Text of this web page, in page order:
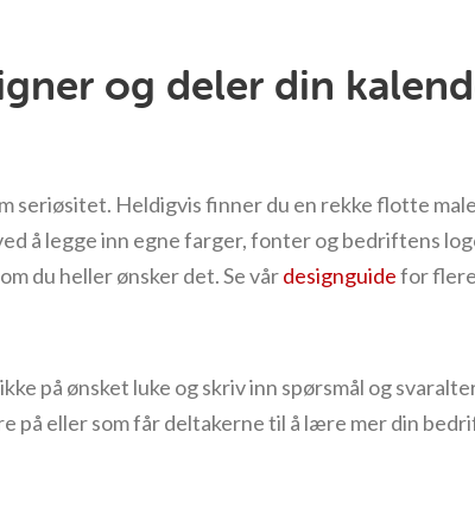
og deler din
seriøsitet. Heldigvis finner du en rekke flotte
å legge inn egne farger, fonter og bedriftens
du heller ønsker det. Se vårdesignguidefor
på ønsket luke og skriv inn spørsmål og
på eller som får deltakerne til å lære mer din